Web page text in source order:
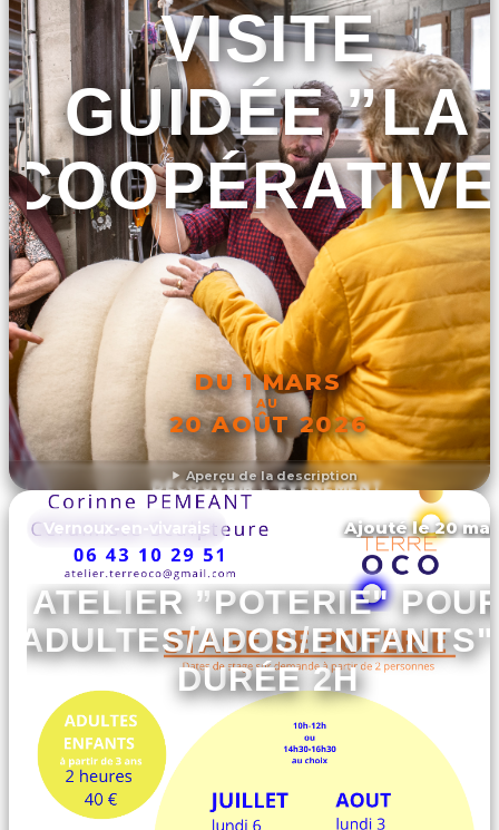
Aperçu de la description
VISITE
GUIDÉE ”LA
DU 1 MARS
AU
20 AOÛT 2026
DÉCOUVRIR L'ÉVÉNEMENT
Vernoux-en-vivarais Ajouté le 20
ATELIER ”POTERIE"
ADULTES/ADOS/
DURÉE 2H